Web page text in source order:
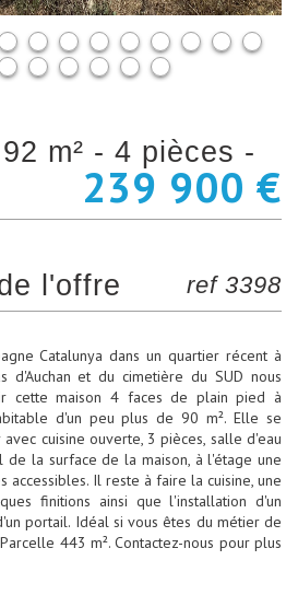
239 900 €
l'offre ref 3398
Catalunya dans un quartier récent à
d'Auchan et du cimetière du SUD nous
cette maison 4 faces de plain pied à
d'un peu plus de 90 m². Elle se
cuisine ouverte, 3 pièces, salle d'eau
de la surface de la maison, à l'étage une
accessibles. Il reste à faire la cuisine, une
finitions ainsi que l'installation d'un
portail. Idéal si vous êtes du métier de
443 m². Contactez-nous pour plus